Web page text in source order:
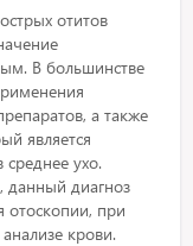
отитов
В большинстве
а также
является
ухо.
данный диагноз
отоскопии, при
крови.